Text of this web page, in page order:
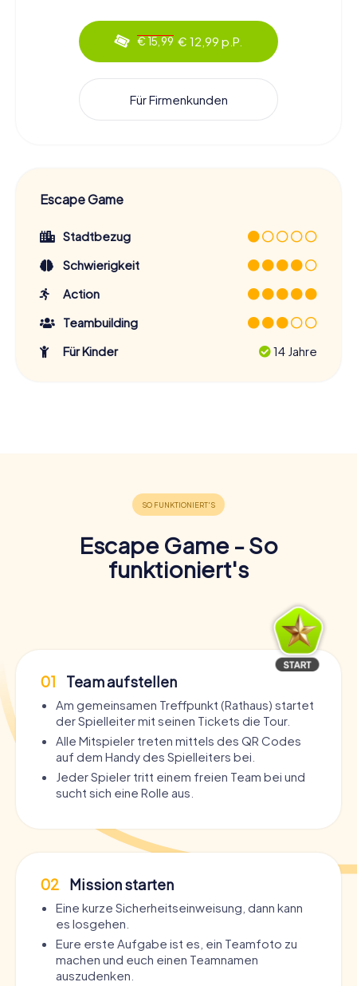
€ 15,99 € 12,99 p.P.
Für Firmenkunden
Escape Game
Stadtbezug
Schwierigkeit
Action
Teambuilding
Für Kinder
14 Jahre
Escape Game - So
funktioniert's
01 Team aufstellen
Am gemeinsamen Treffpunkt (Rathaus) startet
der Spielleiter mit seinen Tickets die Tour.
Alle Mitspieler treten mittels des QR Codes
auf dem Handy des Spielleiters bei.
Jeder Spieler tritt einem freien Team bei und
sucht sich eine Rolle aus.
02 Mission starten
Eine kurze Sicherheitseinweisung, dann kann
es losgehen.
Eure erste Aufgabe ist es, ein Teamfoto zu
machen und euch einen Teamnamen
auszudenken.